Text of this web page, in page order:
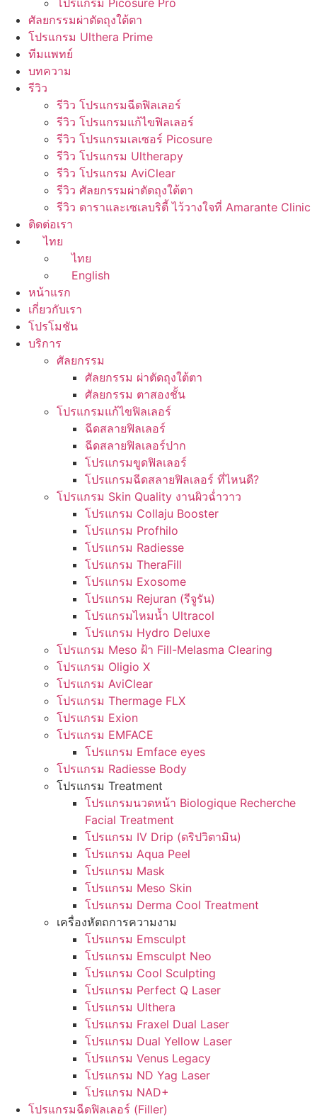
โปรแกรม Picosure Pro
ศัลยกรรมผ่าตัดถุงใต้ตา
โปรแกรม Ulthera Prime
ทีมแพทย์
บทความ
รีวิว
รีวิว โปรแกรมฉีดฟิลเลอร์
รีวิว โปรแกรมแก้ไขฟิลเลอร์
รีวิว โปรแกรมเลเซอร์ Picosure
รีวิว โปรแกรม Ultherapy
รีวิว โปรแกรม AviClear
รีวิว ศัลยกรรมผ่าตัดถุงใต้ตา
รีวิว ดาราและเซเลบริตี้ ไว้วางใจที่ Amarante Clinic
ติดต่อเรา
ไทย
ไทย
English
หน้าแรก
เกี่ยวกับเรา
โปรโมชัน
บริการ
ศัลยกรรม
ศัลยกรรม ผ่าตัดถุงใต้ตา
ศัลยกรรม ตาสองชั้น
โปรแกรมแก้ไขฟิลเลอร์
ฉีดสลายฟิลเลอร์
ฉีดสลายฟิลเลอร์ปาก
โปรแกรมขูดฟิลเลอร์
โปรแกรมฉีดสลายฟิลเลอร์ ที่ไหนดี?
โปรแกรม Skin Quality งานผิวฉ่ำวาว
โปรแกรม Collaju Booster
โปรแกรม Profhilo
โปรแกรม Radiesse
โปรแกรม TheraFill
โปรแกรม Exosome
โปรแกรม Rejuran (รีจูรัน)
โปรแกรมไหมน้ำ Ultracol
โปรแกรม Hydro Deluxe
โปรแกรม Meso ฝ้า Fill-Melasma Clearing
โปรแกรม Oligio X
โปรแกรม AviClear
โปรแกรม Thermage FLX
โปรแกรม Exion
โปรแกรม EMFACE
โปรแกรม Emface eyes
โปรแกรม Radiesse Body
โปรแกรม Treatment
โปรแกรมนวดหน้า Biologique Recherche
Facial Treatment
โปรแกรม IV Drip (ดริปวิตามิน)
โปรแกรม Aqua Peel
โปรแกรม Mask
โปรแกรม Meso Skin
โปรแกรม Derma Cool Treatment
เครื่องหัตถการความงาม
โปรแกรม Emsculpt
โปรแกรม Emsculpt Neo
โปรแกรม Cool Sculpting
โปรแกรม Perfect Q Laser
โปรแกรม Ulthera
โปรแกรม Fraxel Dual Laser
โปรแกรม Dual Yellow Laser
โปรแกรม Venus Legacy
โปรแกรม ND Yag Laser
โปรแกรม NAD+
โปรแกรมฉีดฟิลเลอร์ (Filler)